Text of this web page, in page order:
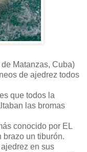
Matanzas, Cuba)
de ajedrez todos
que todos la
las bromas
conocido por EL
brazo un tiburón.
en sus